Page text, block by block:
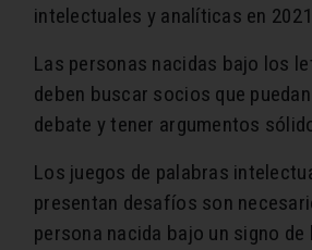
intelectuales y analíticas en
Las personas nacidas bajo los
deben buscar socios que
debate y tener argumentos
Los juegos de palabras
presentan desafíos son
persona nacida bajo un signo de